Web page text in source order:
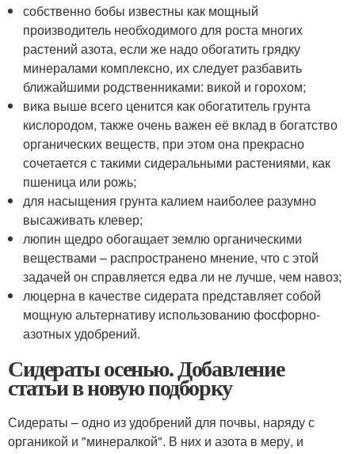
собственно бобы известны как мощный
производитель необходимого для роста многих
растений азота, если же надо обогатить грядку
минералами комплексно, их следует разбавить
ближайшими родственниками: викой и горохом;
вика выше всего ценится как обогатитель грунта
кислородом, также очень важен её вклад в богатство
органических веществ, при этом она прекрасно
сочетается с такими сидеральными растениями, как
пшеница или рожь;
для насыщения грунта калием наиболее разумно
высаживать клевер;
люпин щедро обогащает землю органическими
веществами – распространено мнение, что с этой
задачей он справляется едва ли не лучше, чем навоз;
люцерна в качестве сидерата представляет собой
мощную альтернативу использованию фосфорно-
азотных удобрений.
Сидераты осенью. Добавление
статьи в новую подборку
Сидераты – одно из удобрений для почвы, наряду с
органикой и "минералкой". В них и азота в меру, и